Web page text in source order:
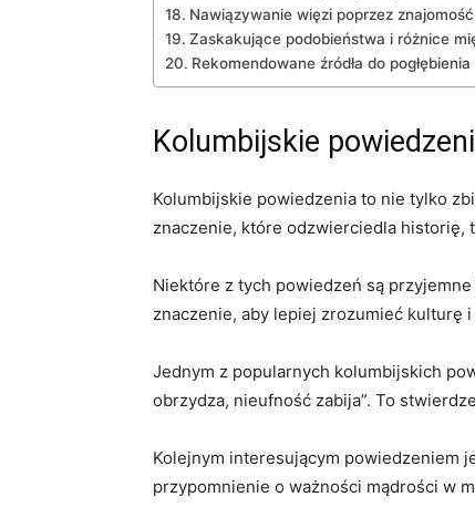
Nawiązywanie ‍więzi poprzez
Zaskakujące podobieństwa‍ i różnice
Rekomendowane źródła do
Kolumbijskie
Kolumbijskie powiedzenia to nie tylko
znaczenie, ⁣które odzwierciedla historię,
Niektóre z tych powiedzeń są
znaczenie,⁤ aby lepiej ‌zrozumieć kulturę
Jednym z popularnych kolumbijskich
obrzydza, nieufność zabija”. To⁣
Kolejnym interesującym ⁤powiedzeniem
przypomnienie⁢ o ważności‍ mądrości w